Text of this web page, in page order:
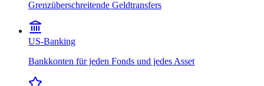
Grenzüberschreitende Geldtransfers
US-Banking
Bankkonten für jeden Fonds und jedes Asset